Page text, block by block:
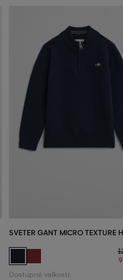
SVETER GANT MICRO TEXTURE
Dostupné veľkosti: